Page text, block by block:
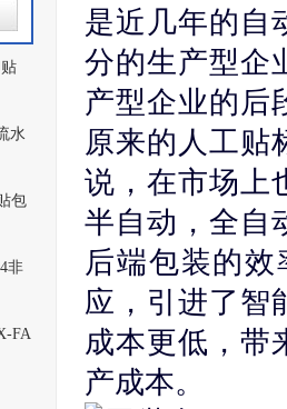
是近几年的自
分的生产型企
产型企业的后
原来的人工贴
说，在市场上
半自动，全自
后端包装的
应，引进了智
成本更低，带
产成本。